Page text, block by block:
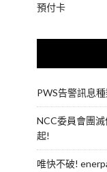
預付卡
PWS告警訊息
NCC委員會團
起!
唯快不破!